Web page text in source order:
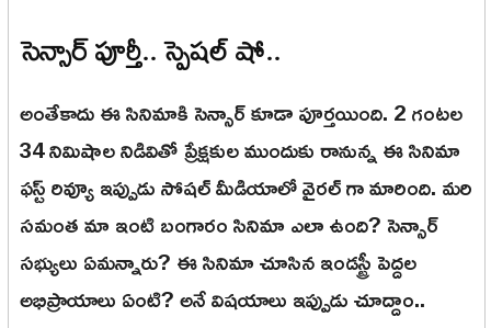
సెన్సార్ పూర్తీ.. స్పెషల్ షో..
అంతేకాదు ఈ సినిమాకి సెన్సార్ కూడా పూర్తయింది. 2 గంటల
34 నిమిషాల నిడివితో ప్రేక్షకుల ముందుకు రానున్న ఈ సినిమా
ఫస్ట్ రివ్యూ ఇప్పుడు సోషల్ మీడియాలో వైరల్ గా మారింది. మరి
సమంత మా ఇంటి బంగారం సినిమా ఎలా ఉంది? సెన్సార్
సభ్యులు ఏమన్నారు? ఈ సినిమా చూసిన ఇండస్ట్రీ పెద్దల
అభిప్రాయాలు ఏంటి? అనే విషయాలు ఇప్పుడు చూద్దాం..